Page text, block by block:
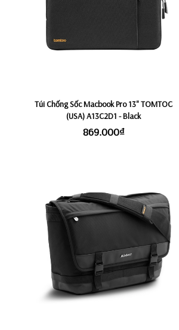
Túi Chống Sốc Macbook Pro 13" TOMTOC
(USA) A13C2D1 - Black
869.000₫